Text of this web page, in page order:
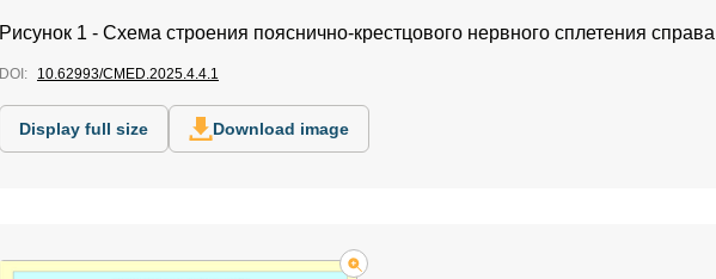
Рисунок 1 - Схема строения пояснично-крестцового нервного сплетения справа
DOI: 10.62993/CMED.2025.4.4.1
Display full size Download image